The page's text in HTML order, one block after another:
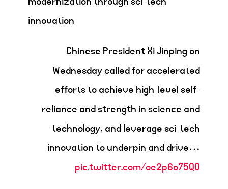
innovation
Chinese President Xi Jinping on
Wednesday called for accelerated
efforts to achieve high-level self-
reliance and strength in science and
technology, and leverage sci-tech
innovation to underpin and drive…
pic.twitter.com/oe2p6o75QO